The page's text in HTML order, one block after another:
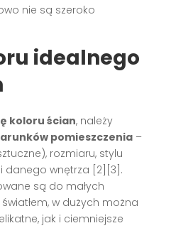
nie są szeroko
idealnego
koloru ścian, należy
pomieszczenia –
rozmiaru, stylu
danego wnętrza [2][3].
są do małych
w dużych można
jak i ciemniejsze